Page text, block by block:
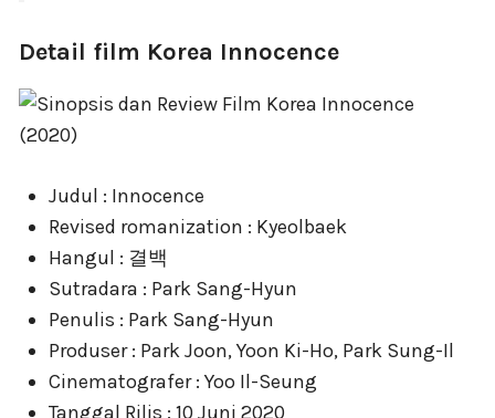
Detail film Korea Innocence
Judul : Innocence
Revised romanization : Kyeolbaek
Hangul : 결백
Sutradara : Park Sang-Hyun
Penulis : Park Sang-Hyun
Produser : Park Joon, Yoon Ki-Ho, Park Sung-Il
Cinematografer : Yoo Il-Seung
Tanggal Rilis : 10 Juni 2020